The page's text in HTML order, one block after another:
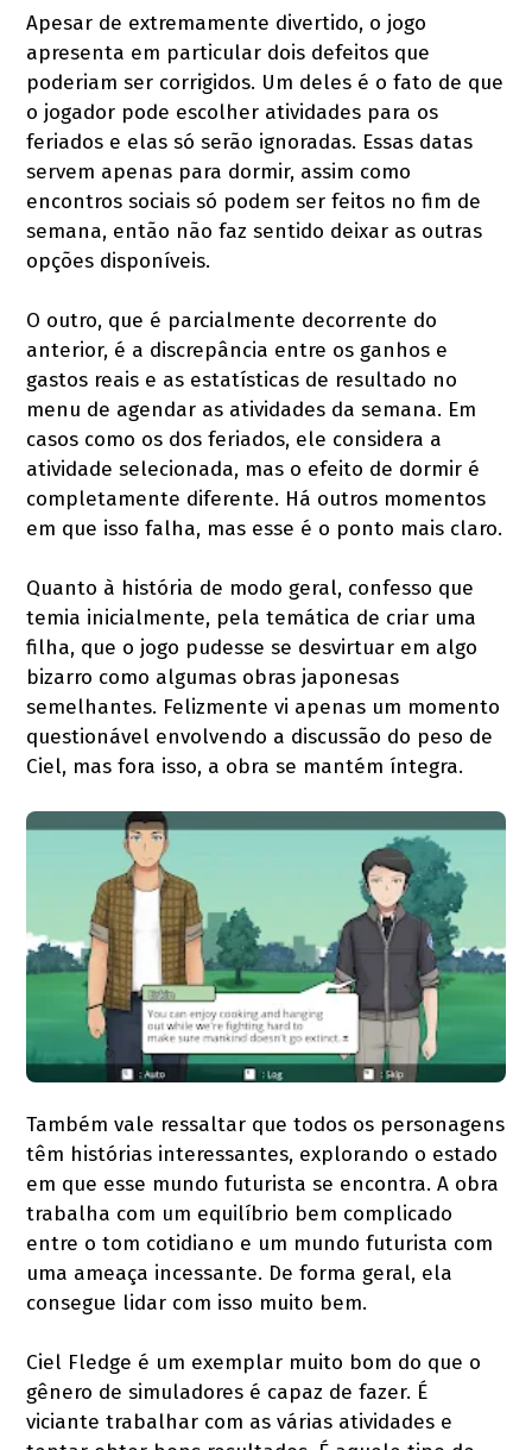
Apesar de extremamente divertido, o jogo
apresenta em particular dois defeitos que
poderiam ser corrigidos. Um deles é o fato de que
o jogador pode escolher atividades para os
feriados e elas só serão ignoradas. Essas datas
servem apenas para dormir, assim como
encontros sociais só podem ser feitos no fim de
semana, então não faz sentido deixar as outras
opções disponíveis.
O outro, que é parcialmente decorrente do
anterior, é a discrepância entre os ganhos e
gastos reais e as estatísticas de resultado no
menu de agendar as atividades da semana. Em
casos como os dos feriados, ele considera a
atividade selecionada, mas o efeito de dormir é
completamente diferente. Há outros momentos
em que isso falha, mas esse é o ponto mais claro.
Quanto à história de modo geral, confesso que
temia inicialmente, pela temática de criar uma
filha, que o jogo pudesse se desvirtuar em algo
bizarro como algumas obras japonesas
semelhantes. Felizmente vi apenas um momento
questionável envolvendo a discussão do peso de
Ciel, mas fora isso, a obra se mantém íntegra.
Também vale ressaltar que todos os personagens
têm histórias interessantes, explorando o estado
em que esse mundo futurista se encontra. A obra
trabalha com um equilíbrio bem complicado
entre o tom cotidiano e um mundo futurista com
uma ameaça incessante. De forma geral, ela
consegue lidar com isso muito bem.
Ciel Fledge é um exemplar muito bom do que o
gênero de simuladores é capaz de fazer. É
viciante trabalhar com as várias atividades e